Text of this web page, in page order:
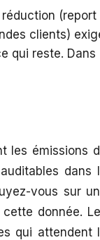
réduction (report
clients)
qui reste. Dans
les émissions
dans
vous sur
donnée.
qui attendent